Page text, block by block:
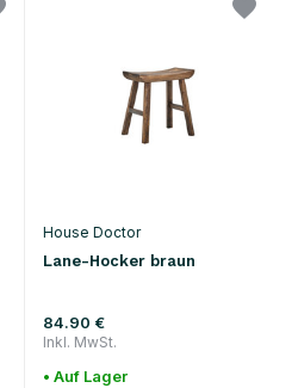
House Doctor
Lane-Hocker braun
84.90 €
Inkl. MwSt.
• Auf Lager